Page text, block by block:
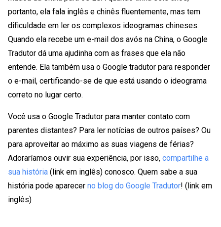
portanto, ela fala inglês e chinês fluentemente, mas tem
dificuldade em ler os complexos ideogramas chineses.
Quando ela recebe um e-mail dos avós na China, o Google
Tradutor dá uma ajudinha com as frases que ela não
entende. Ela também usa o Google tradutor para responder
o e-mail, certificando-se de que está usando o ideograma
correto no lugar certo.
Você usa o Google Tradutor para manter contato com
parentes distantes? Para ler notícias de outros países? Ou
para aproveitar ao máximo as suas viagens de férias?
Adoraríamos ouvir sua experiência, por isso, compartilhe a
sua história (link em inglês) conosco. Quem sabe a sua
história pode aparecer no blog do Google Tradutor! (link em
inglês)